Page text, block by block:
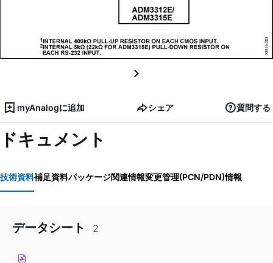
myAnalogに追加 シェア 質問する
ドキュメント
技術資料補足資料パッケージ関連情報変更管理(PCN/PDN)情報
データシート 2